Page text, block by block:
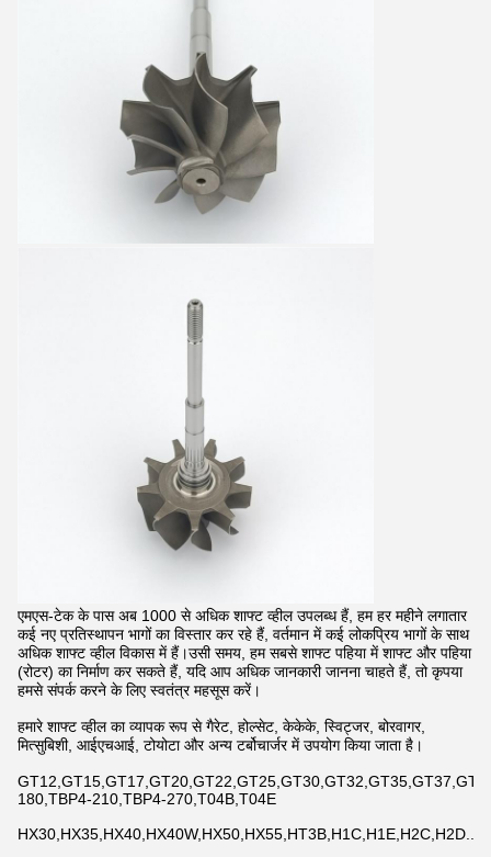
एमएस-टेक के पास अब 1000 से अधिक शाफ्ट व्हील उपलब्ध हैं, हम हर महीने लगातार
कई नए प्रतिस्थापन भागों का विस्तार कर रहे हैं, वर्तमान में कई लोकप्रिय भागों के साथ
अधिक शाफ्ट व्हील विकास में हैं।उसी समय, हम सबसे शाफ्ट पहिया में शाफ्ट और पहिया
(रोटर) का निर्माण कर सकते हैं, यदि आप अधिक जानकारी जानना चाहते हैं, तो कृपया
हमसे संपर्क करने के लिए स्वतंत्र महसूस करें।
हमारे शाफ्ट व्हील का व्यापक रूप से गैरेट, होल्सेट, केकेके, स्विट्जर, बोरवागर,
मित्सुबिशी, आईएचआई, टोयोटा और अन्य टर्बोचार्जर में उपयोग किया जाता है।
180,TBP4-210,TBP4-270,T04B,T04E
HX30,HX35,HX40,HX40W,HX50,HX55,HT3B,H1C,H1E,H2C,H2D...